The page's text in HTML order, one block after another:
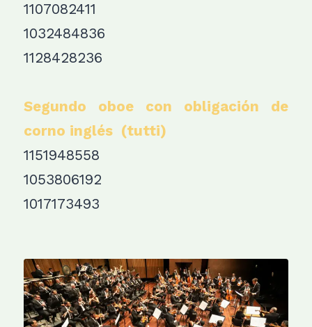
1107082411
1032484836
1128428236
Segundo oboe con obligación de
corno inglés (tutti)
1151948558
1053806192
1017173493